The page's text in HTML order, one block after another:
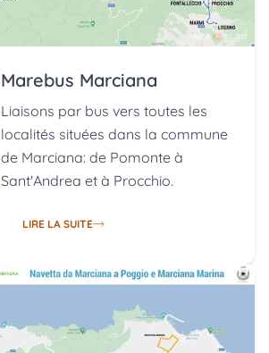
Marebus Marciana
Liaisons par bus vers toutes les
localités situées dans la commune
de Marciana: de Pomonte à
Sant'Andrea et à Procchio.
LIRE LA SUITE